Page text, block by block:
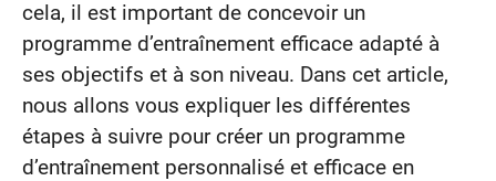
cela, il est important de concevoir un
programme d’entraînement efficace adapté à
ses objectifs et à son niveau. Dans cet article,
nous allons vous expliquer les différentes
étapes à suivre pour créer un programme
d’entraînement personnalisé et efficace en